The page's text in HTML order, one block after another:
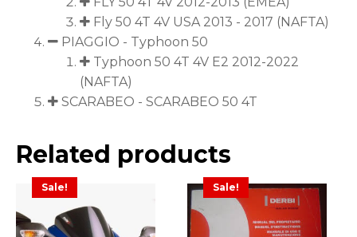
Fly 50 4T 4V USA 2013 - 2017 (NAFTA)
PIAGGIO - Typhoon 50
Typhoon 50 4T 4V E2 2012-2022
(NAFTA)
SCARABEO - SCARABEO 50 4T
Related products
Sale! Sale!